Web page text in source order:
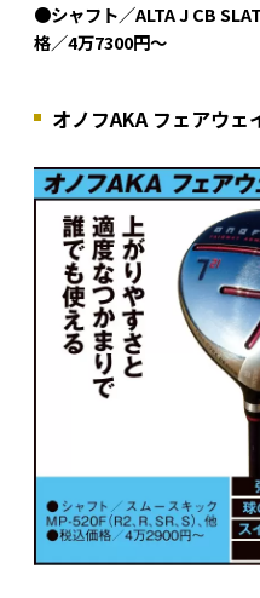
●シャフト／ALTA J CB
格／4万7300円～
オノフAKA フェアウ